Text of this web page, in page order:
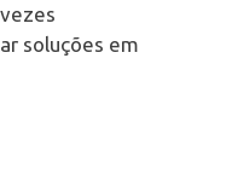
soluções em